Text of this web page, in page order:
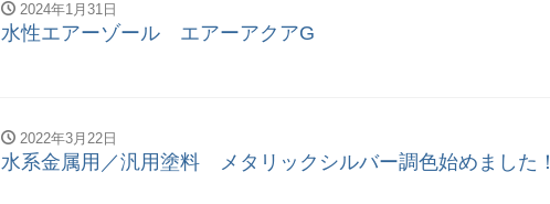
2024年1月31日
水性エアーゾール エアーアクアG
2022年3月22日
水系金属用／汎用塗料 メタリックシルバー調色始めました！